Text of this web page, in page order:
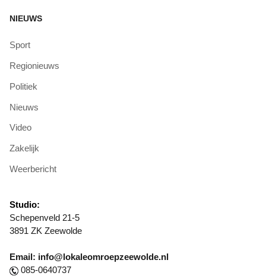
NIEUWS
Sport
Regionieuws
Politiek
Nieuws
Video
Zakelijk
Weerbericht
Studio:
Schepenveld 21-5
3891 ZK Zeewolde
Email: info@lokaleomroepzeewolde.nl
085-0640737